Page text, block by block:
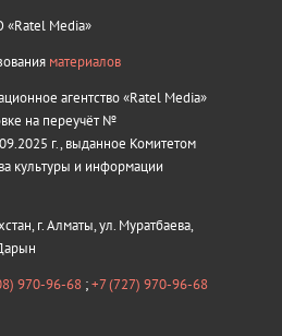
Media»
материалов
агентство «Ratel Media»
на переучёт №
г., выданное Комитетом
культуры и информации
г. Алматы, ул. Муратбаева,
970-96-68 ;+7 (727) 970-96-68